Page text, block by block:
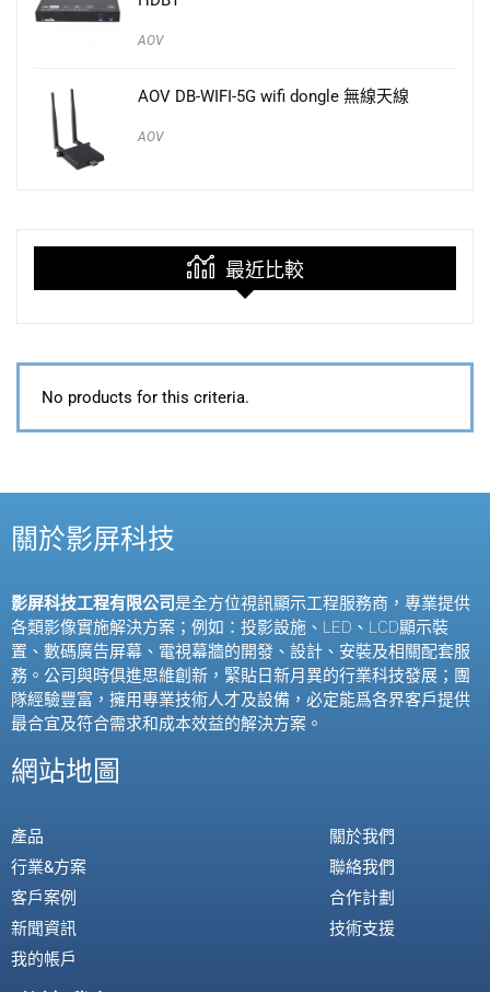
AOV
AOV DB-WIFI-5G wifi dongle 無線天線
AOV
最近比較
No products for this criteria.
關於影屏科技
影屏科技工程有限公司是全方位視訊顯示工程服務商，專業提供
各類影像實施解決方案；例如：投影設施、 LED 、 LCD顯示裝
置、數碼廣告屏幕、電視幕牆的開發、設計、安裝及相關配套服
務。公司與時俱進思維創新，緊貼日新月異的行業科技發展；團
隊經驗豐富，擁用專業技術人才及設備，必定能爲各界客戶提供
最合宜及符合需求和成本效益的解決方案。
網站地圖
產品
行業&方案
客戶案例
新聞資訊
我的帳戶
關於我們
聯絡我們
合作計劃
技術支援